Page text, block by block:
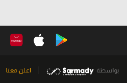
بواسطة اعلن معنا